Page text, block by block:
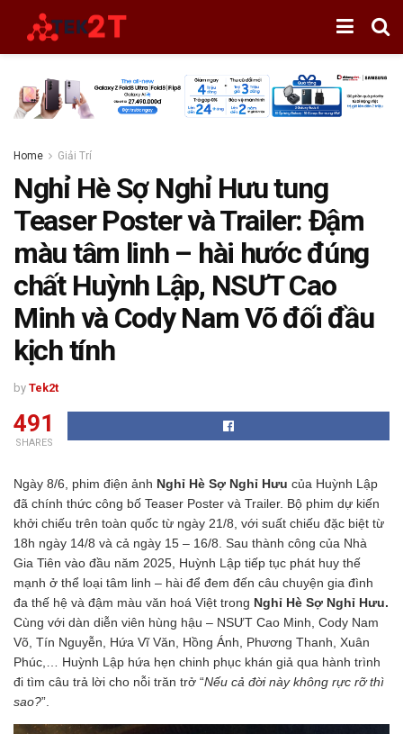
Home Giải Trí
Nghỉ Hè Sợ Nghỉ Hưu tung
Teaser Poster và Trailer: Đậm
màu tâm linh – hài hước đúng
chất Huỳnh Lập, NSƯT Cao
Minh và Cody Nam Võ đối đầu
kịch tính
by Tek2t
491
SHARES
Ngày 8/6, phim điện ảnh Nghỉ Hè Sợ Nghỉ Hưu của Huỳnh Lập
đã chính thức công bố Teaser Poster và Trailer. Bộ phim dự kiến
khởi chiếu trên toàn quốc từ ngày 21/8, với suất chiếu đặc biệt từ
18h ngày 14/8 và cả ngày 15 – 16/8. Sau thành công của Nhà
Gia Tiên vào đầu năm 2025, Huỳnh Lập tiếp tục phát huy thế
mạnh ở thể loại tâm linh – hài để đem đến câu chuyện gia đình
đa thế hệ và đậm màu văn hoá Việt trong Nghỉ Hè Sợ Nghỉ Hưu.
Cùng với dàn diễn viên hùng hậu – NSƯT Cao Minh, Cody Nam
Võ, Tín Nguyễn, Hứa Vĩ Văn, Hồng Ánh, Phương Thanh, Xuân
Phúc,… Huỳnh Lập hứa hẹn chinh phục khán giả qua hành trình
đi tìm câu trả lời cho nỗi trăn trở “Nếu cả đời này không rực rỡ thì
sao?”.